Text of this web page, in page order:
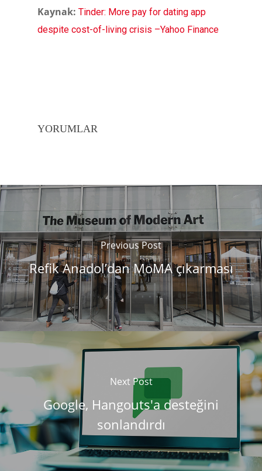
Kaynak: Tinder: More pay for dating app
despite cost-of-living crisis –Yahoo Finance
YORUMLAR
Previous Post
Refik Anadol’dan MoMA çıkarması
Next Post
Google, Hangouts'a desteğini
sonlandırdı